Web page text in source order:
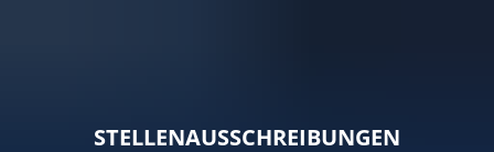
STELLENAUSSCHREIBUNGEN